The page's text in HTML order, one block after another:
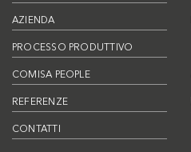
AZIENDA
PROCESSO PRODUTTIVO
COMISA PEOPLE
REFERENZE
CONTATTI